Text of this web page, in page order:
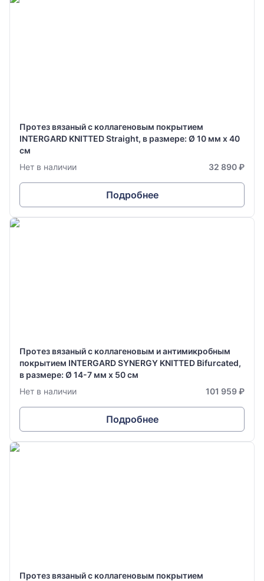
Протез вязаный с коллагеновым покрытием
INTERGARD KNITTED Straight, в размере: Ø 10 мм х 40
см
Нет в наличии
32 890 ₽
Подробнее
Протез вязаный с коллагеновым и антимикробным
покрытием INTERGARD SYNERGY KNITTED Bifurcated,
в размере: Ø 14-7 мм х 50 см
Нет в наличии
101 959 ₽
Подробнее
Протез вязаный с коллагеновым покрытием